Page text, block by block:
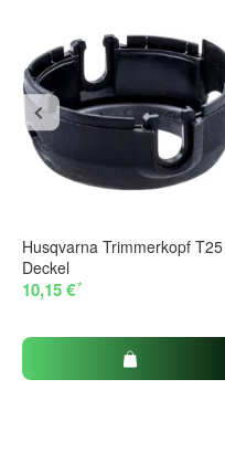
Husqvarna Trimmerkopf T25
Deckel
10,15 €*